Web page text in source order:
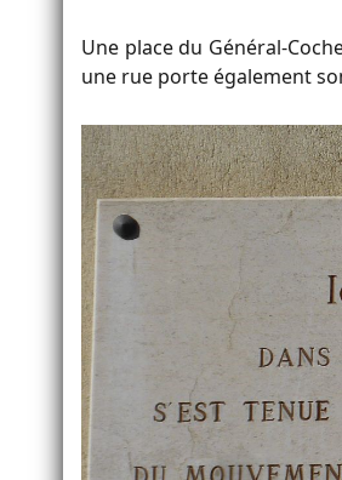
Une place du Général-
une rue porte également